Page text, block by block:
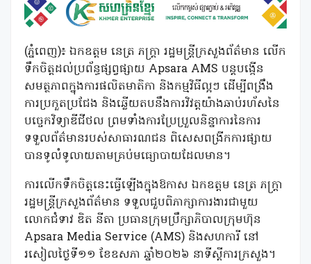
(ភ្នំពេញ)៖ ឯកឧត្តម នេត្រ ភក្ត្រា រដ្ឋមន្ត្រីក្រសួងព័ត៌មាន លើក
ទឹកចិត្តដល់ប្រព័ន្ធផ្សព្វផ្សាយ Apsara AMS បន្តបង្កើន
សមត្ថភាពក្នុងការផលិតមាតិកា និងកម្មវិធីល្អៗ ដើម្បីពង្រឹង
ការប្រកួតប្រជែង និងឆ្លើយតបនឹងការវិវត្តយ៉ាងឆាប់រហ័សនៃ
បច្ចេកវិទ្យាឌីជីថល ព្រមទាំងការប្រែប្រួលនិន្នាការនៃការ
ទទួលព័ត៌មានរបស់សាធារណជន ពិសេសពង្រីកការផ្សាយ
បានទូលំទូលាយតាមគ្រប់មធ្យោបាយដែលមាន។
ការលើកទឹកចិត្តនេះធ្វើឡើងក្នុងឱកាស ឯកឧត្តម នេត្រ ភក្ត្រា
រដ្ឋមន្ត្រីក្រសួងព័ត៌មាន ទទួលជួបពិភាក្សាការងារជាមួយ
លោកជំទាវ ឌិត នីតា ប្រធានក្រុមប្រឹក្សាភិបាលក្រុមហ៊ុន
Apsara Media Service (AMS) និងសហការី នៅ
រសៀលថ្ងៃទី១១ ខែឧសភា ឆ្នាំ២០២៦ នាទីស្តីការក្រសួង។